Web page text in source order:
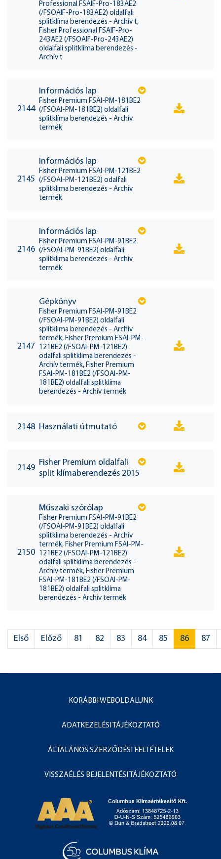
Professional FSAIF-Pro-183AE2
(/FSOAIF-Pro-183AE2) oldalfali
splitklíma berendezés - Archív t,
Fisher Professional FSAIF-Pro-
243AE2 (/FSOAIF-Pro-243AE2)
oldalfali splitklíma berendezés -
Archív t
2144
Információs lap
Fisher Premium FSAI-PM-181BE2
(/FSOAI-PM-181BE2) oldalfali
splitklíma berendezés - Archív
termék
2145
Információs lap
Fisher Premium FSAI-PM-121BE2
(/FSOAI-PM-121BE2) odalfali
splitklima berendezés - Archív
termék
2146
Információs lap
Fisher Premium FSAI-PM-91BE2
(/FSOAI-PM-91BE2) oldalfali
splitklima berendezés - Archív
termék
2147
Gépkönyv
Fisher Premium FSAI-PM-91BE2
(/FSOAI-PM-91BE2) oldalfali
splitklima berendezés - Archív
termék, Fisher Premium FSAI-PM-
121BE2 (/FSOAI-PM-121BE2)
odalfali splitklima berendezés -
Archív termék, Fisher Premium
FSAI-PM-181BE2 (/FSOAI-PM-
181BE2) oldalfali splitklíma
berendezés - Archív termék
2148 Használati útmutató
2149
Fisher Premium oldalfali
split klímaberendezés 2015
2150
Műszaki szórólap
Fisher Premium FSAI-PM-91BE2
(/FSOAI-PM-91BE2) oldalfali
splitklima berendezés - Archív
termék, Fisher Premium FSAI-PM-
121BE2 (/FSOAI-PM-121BE2)
odalfali splitklima berendezés -
Archív termék, Fisher Premium
FSAI-PM-181BE2 (/FSOAI-PM-
181BE2) oldalfali splitklíma
berendezés - Archív termék
Első Előző 81 82 83 84 85 86 87
KORÁBBI WEBOLDALUNK
ADATKEZELÉSI TÁJÉKOZTATÓ
ÁLTALÁNOS SZERZŐDÉSI FELTÉTELEK
VISSZAÉLÉS BEJELENTÉSI TÁJÉKOZTATÓ